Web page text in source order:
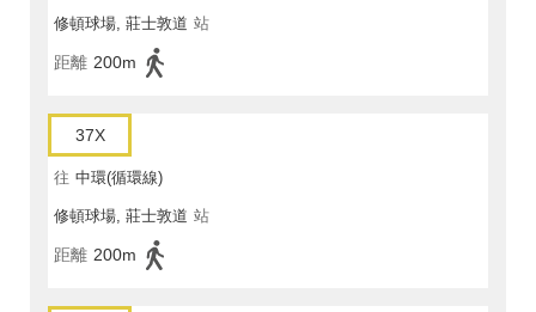
修頓球場, 莊士敦道 站
距離 200m
37X
往 中環(循環線)
修頓球場, 莊士敦道 站
距離 200m